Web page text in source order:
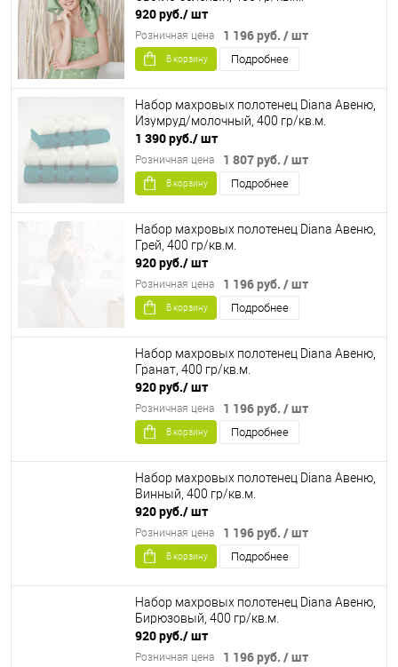
920 руб./ шт
1 196 руб. / шт
Розничная цена
В корзину Подробнее
Набор махровых полотенец Diana Авеню,
Изумруд/молочный, 400 гр/кв.м.
1 390 руб./ шт
1 807 руб. / шт
Розничная цена
В корзину Подробнее
Набор махровых полотенец Diana Авеню,
Грей, 400 гр/кв.м.
920 руб./ шт
1 196 руб. / шт
Розничная цена
В корзину Подробнее
Набор махровых полотенец Diana Авеню,
Гранат, 400 гр/кв.м.
920 руб./ шт
1 196 руб. / шт
Розничная цена
В корзину Подробнее
Набор махровых полотенец Diana Авеню,
Винный, 400 гр/кв.м.
920 руб./ шт
1 196 руб. / шт
Розничная цена
В корзину Подробнее
Набор махровых полотенец Diana Авеню,
Бирюзовый, 400 гр/кв.м.
920 руб./ шт
1 196 руб. / шт
Розничная цена